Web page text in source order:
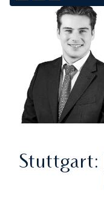
Stuttgart: